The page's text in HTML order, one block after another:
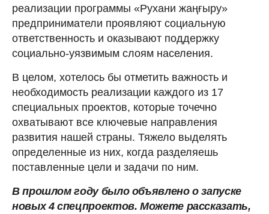
реализации программы «Рухани жаңғыру»
предприниматели проявляют социальную
ответственность и оказывают поддержку
социально-уязвимым слоям населения.
В целом, хотелось бы отметить важность и
необходимость реализации каждого из 17
специальных проектов, которые точечно
охватывают все ключевые направления
развития нашей страны. Тяжело выделять
определенные из них, когда разделяешь
поставленные цели и задачи по ним.
В прошлом году было объявлено о запуске
новых 4 спецпроектов. Можете рассказать,